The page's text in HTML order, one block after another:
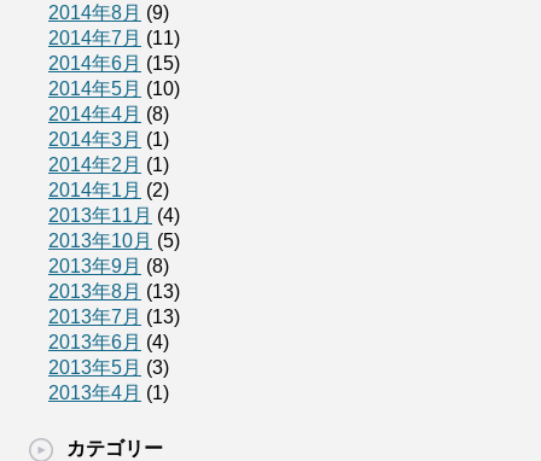
2014年8月 (9)
2014年7月 (11)
2014年6月 (15)
2014年5月 (10)
2014年4月 (8)
2014年3月 (1)
2014年2月 (1)
2014年1月 (2)
2013年11月 (4)
2013年10月 (5)
2013年9月 (8)
2013年8月 (13)
2013年7月 (13)
2013年6月 (4)
2013年5月 (3)
2013年4月 (1)
カテゴリー